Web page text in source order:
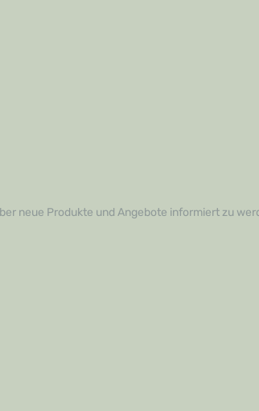
neue Produkte und Angebote informiert zu